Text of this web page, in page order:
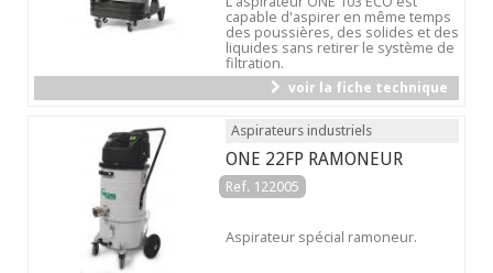
capable d'aspirer en même temps
des poussières, des solides et des
liquides sans retirer le système de
filtration.
voir la fiche technique
Aspirateurs industriels
ONE 22FP RAMONEUR
Ref. 122005
Aspirateur spécial ramoneur.